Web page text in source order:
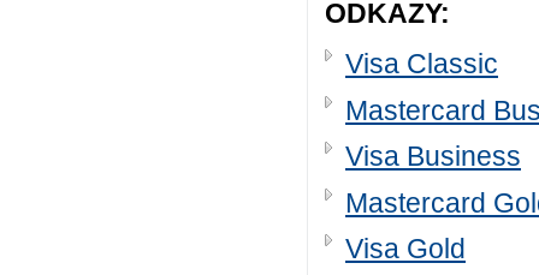
ODKAZY:
Visa Classic
Mastercard
Visa Business
Mastercard
Visa Gold